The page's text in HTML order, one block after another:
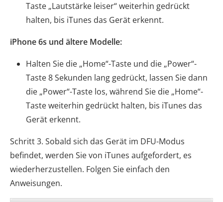
Taste „Lautstärke leiser“ weiterhin gedrückt
halten, bis iTunes das Gerät erkennt.
iPhone 6s und ältere Modelle:
Halten Sie die „Home“-Taste und die „Power“-
Taste 8 Sekunden lang gedrückt, lassen Sie dann
die „Power“-Taste los, während Sie die „Home“-
Taste weiterhin gedrückt halten, bis iTunes das
Gerät erkennt.
Schritt 3. Sobald sich das Gerät im DFU-Modus
befindet, werden Sie von iTunes aufgefordert, es
wiederherzustellen. Folgen Sie einfach den
Anweisungen.